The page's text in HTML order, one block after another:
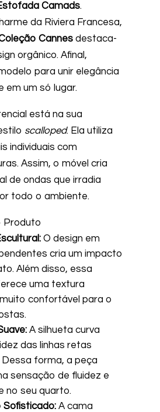
Camads.
da Riviera Francesa,
Cannes destaca-
orgânico. Afinal,
para unir elegância
em um só lugar.
está na sua
scalloped. Ela utiliza
individuais com
Assim, o móvel cria
de ondas que irradia
todo o ambiente.
Produto
O design em
cria um impacto
Além disso, essa
uma textura
confortável para o
A silhueta curva
das linhas retas
Dessa forma, a peça
sensação de fluidez e
no seu quarto.
Sofisticado: A cama